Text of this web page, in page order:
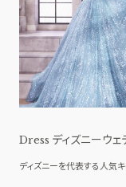
Dress ディズニーウ
ディズニーを代表する人気